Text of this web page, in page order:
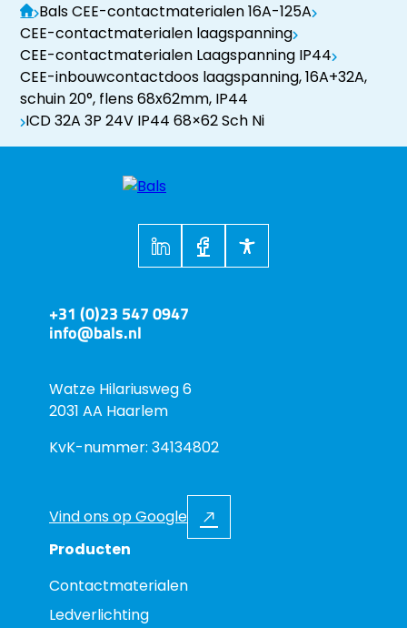
Bals CEE-contactmaterialen 16A-125A
CEE-contactmaterialen laagspanning
CEE-contactmaterialen Laagspanning IP44
CEE-inbouwcontactdoos laagspanning, 16A+32A,
schuin 20°, flens 68x62mm, IP44
ICD 32A 3P 24V IP44 68×62 Sch Ni
+31 (0)23 547 0947
info@bals.nl
Watze Hilariusweg 6
2031 AA Haarlem
KvK-nummer: 34134802
Vind ons op Google
Producten
Contactmaterialen
Ledverlichting